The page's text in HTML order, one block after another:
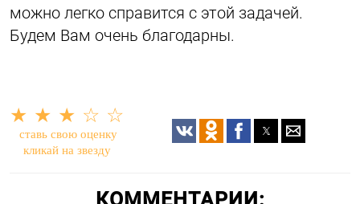
можно легко справится с этой задачей.
Будем Вам очень благодарны.
★ ★ ★ ☆ ☆
ставь свою оценку
кликай на звезду